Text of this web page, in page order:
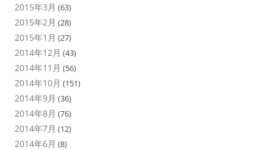
2015年3月 (63)
2015年2月 (28)
2015年1月 (27)
2014年12月 (43)
2014年11月 (56)
2014年10月 (151)
2014年9月 (36)
2014年8月 (76)
2014年7月 (12)
2014年6月 (8)